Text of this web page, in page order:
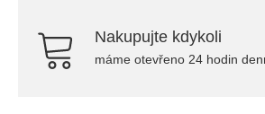
Nakupujte kdykoli
máme otevřeno 24 hodin